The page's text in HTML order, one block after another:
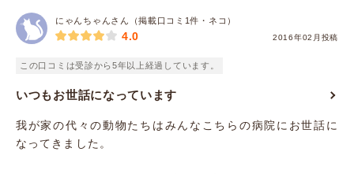
にゃんちゃんさん（掲載口コミ1件・ネコ）
2016年02月投稿
4.0
この口コミは受診から5年以上経過しています。
いつもお世話になっています
我が家の代々の動物たちはみんなこちらの病院にお世話に
なってきました。